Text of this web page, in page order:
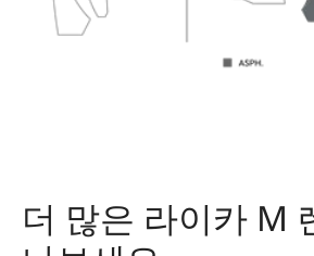
더 많은 라이카 M